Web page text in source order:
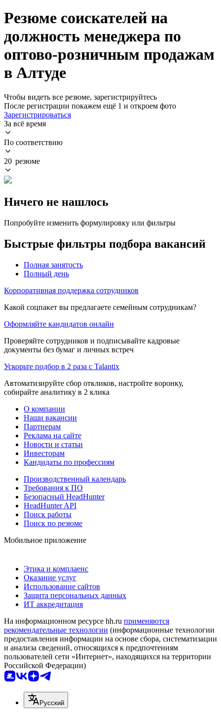
Резюме соискателей на
должность менеджера по
оптово-розничным продажам
в Алтуде
Чтобы видеть все резюме, зарегистрируйтесь
После регистрации покажем ещё 1 и откроем фото
Зарегистрироваться
За всё время
По соответствию
20 резюме
Ничего не нашлось
Попробуйте изменить формулировку или фильтры
Быстрые фильтры подбора вакансий
Полная занятость
Полный день
Корпоративная поддержка сотрудников
Какой соцпакет вы предлагаете семейным сотрудникам?
Оформляйте кандидатов онлайн
Проверяйте сотрудников и подписывайте кадровые
документы без бумаг и личных встреч
Ускорьте подбор в 2 раза с Talantix
Автоматизируйте сбор откликов, настройте воронку,
собирайте аналитику в 2 клика
О компании
Наши вакансии
Партнерам
Реклама на сайте
Новости и статьи
Инвесторам
Кандидаты по профессиям
Производственный календарь
Требования к ПО
Безопасный HeadHunter
HeadHunter API
Поиск работы
Поиск по резюме
Мобильное приложение
Этика и комплаенс
Оказание услуг
Использование сайтов
Защита персональных данных
ИТ аккредитация
На информационном ресурсе hh.ru применяются
рекомендательные технологии (информационные технологии
предоставления информации на основе сбора, систематизации
и анализа сведений, относящихся к предпочтениям
пользователей сети «Интернет», находящихся на территории
Российской Федерации)
Русский